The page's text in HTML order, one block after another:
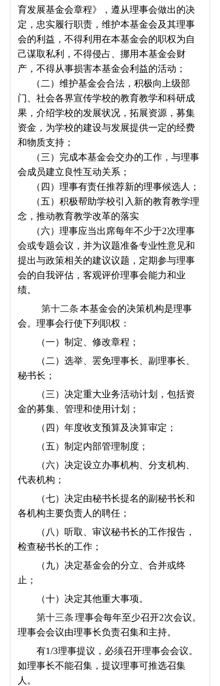
育发展基金会章程》，遵从理事会做出的决
定，忠实履行职责，维护本基金会及其理事
会的利益，不得利用在本基金会的职权为自
己谋取私利，不得侵占、挪用本基金会财
产，不得从事损害本基金会利益的活动；
（二）维护基金会合法，积极向上级部
门、社会各界宣传学校的教育教学和科研成
果，介绍学校的发展状况，拓展资源，募集
资金，为学校的建设与发展提供一定的经费
和物质支持；
（三）完成本基金会交办的工作，与理事
会成员建立良性互动关系；
（四）理事有责任推荐新的理事候选人；
（五）积极帮助学校引入新的教育教学理
念，推动教育教学改革的落实
（六）理事应当出席每年不少于2次理事
会或专题会议，并为议题准备专业性意见和
提出与政策相关的建议议题，定期参与理事
会的自我评估，客观评价理事会能力和业
绩。
第十二条本基金会的决策机构是理事
会。理事会行使下列职权：
（一）制定、修改章程；
（二）选举、罢免理事长、副理事长、
秘书长；
（三）决定重大业务活动计划，包括资
金的募集、管理和使用计划；
（四）年度收支预算及决算审定；
（五）制定内部管理制度；
（六）决定设立办事机构、分支机构、
代表机构；
（七）决定由秘书长提名的副秘书长和
各机构主要负责人的聘任；
（八）听取、审议秘书长的工作报告，
检查秘书长的工作；
（九）决定基金会的分立、合并或终
止；
（十）决定其他重大事项。
第十三条理事会每年至少召开2次会议。
理事会会议由理事长负责召集和主持。
有1/3理事提议，必须召开理事会会议。
如理事长不能召集，提议理事可推选召集
人。